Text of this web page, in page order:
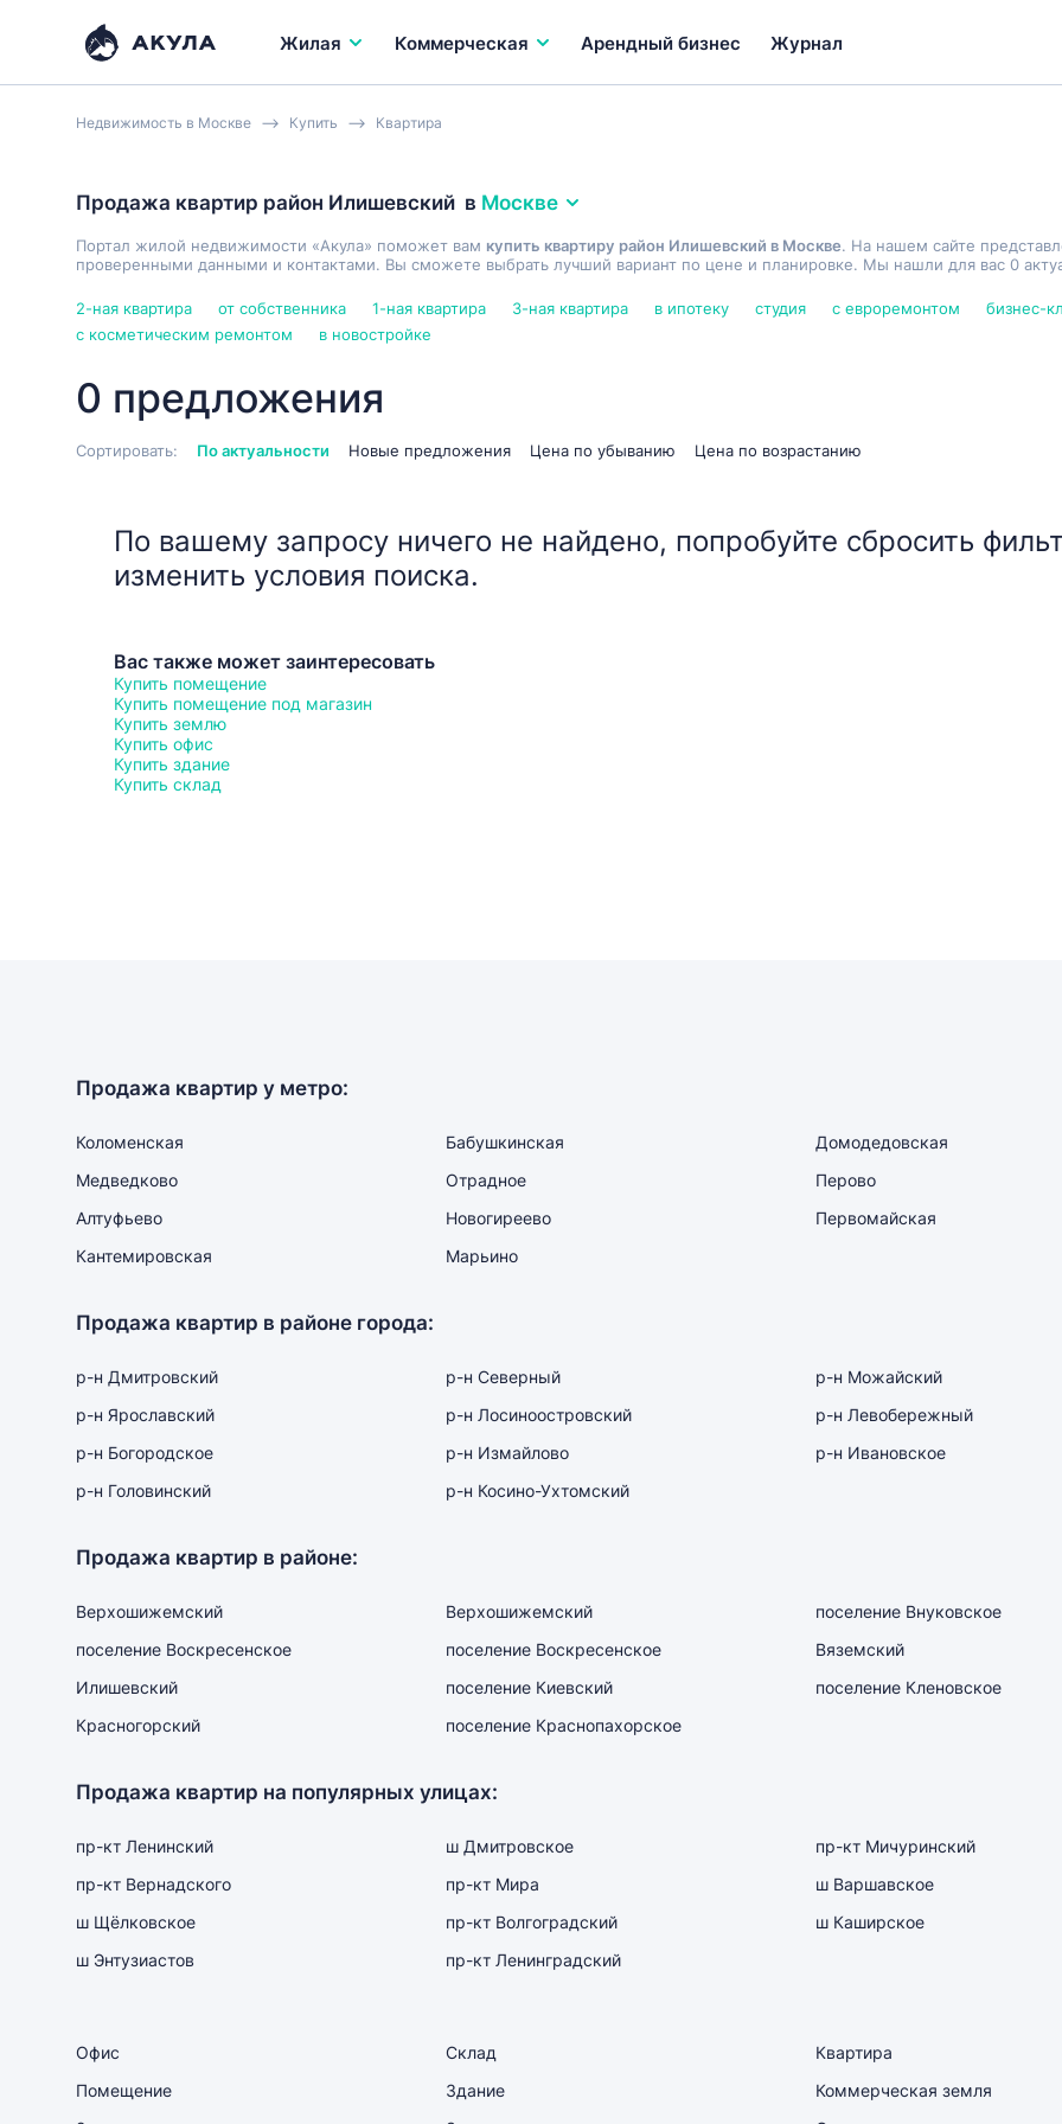
Жилая Коммерческая Арендный бизнес Журнал
Недвижимость в Москве Купить Квартира
Продажа квартир район Илишевский в Москве
Портал жилой недвижимости «Акула» поможет вам купить квартиру район Илишевский в Москве. На нашем сайте
проверенными данными и контактами. Вы сможете выбрать лучший вариант по цене и планировке. Мы нашли для вас 0
2-ная квартира от собственника 1-ная квартира 3-ная квартира в ипотеку студия с евроремонтом
бизнес-
с косметическим ремонтом
в новостройке
0 предложения
Сортировать: По актуальности Новые предложения Цена по убыванию Цена по возрастанию
По вашему запросу ничего не найдено, попробуйте сбросить
изменить условия поиска.
Вас также может заинтересовать
Купить помещение
Купить помещение под магазин
Купить землю
Купить офис
Купить здание
Купить склад
Продажа квартир у метро:
Коломенская Бабушкинская
Домодедовская
Медведково
Отрадное
Перово
Алтуфьево
Новогиреево
Первомайская
Кантемировская
Марьино
Продажа квартир в районе города:
р-н Дмитровский р-н Северный
р-н Можайский
р-н Ярославский
р-н Лосиноостровский
р-н Левобережный
р-н Богородское
р-н Измайлово
р-н Ивановское
р-н Головинский
р-н Косино-Ухтомский
Продажа квартир в районе:
Верхошижемский Верхошижемский
поселение Внуковское
поселение Воскресенское
поселение Воскресенское
Вяземский
Илишевский
поселение Киевский
поселение Кленовское
Красногорский
поселение Краснопахорское
Продажа квартир на популярных улицах:
пр-кт Ленинский ш Дмитровское
пр-кт Мичуринский
пр-кт Вернадского
пр-кт Мира
ш Варшавское
ш Щёлковское
пр-кт Волгоградский
ш Каширское
ш Энтузиастов
пр-кт Ленинградский
Офис Склад
Квартира
Помещение
Здание
Коммерческая земля